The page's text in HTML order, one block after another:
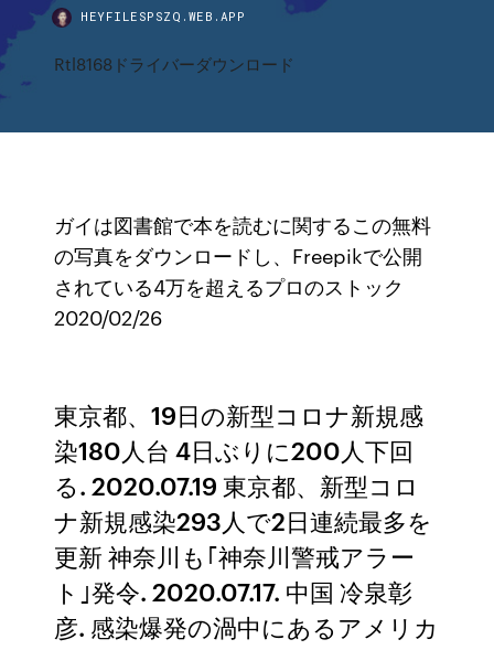
HEYFILESPSZQ.WEB.APP
Rtl8168ドライバーダウンロード
ガイは図書館で本を読むに関するこの無料
の写真をダウンロードし、Freepikで公開
されている4万を超えるプロのストック
2020/02/26
東京都、19日の新型コロナ新規感
染180人台 4日ぶりに200人下回
る. 2020.07.19 東京都、新型コロ
ナ新規感染293人で2日連続最多を
更新 神奈川も｢神奈川警戒アラー
ト｣発令. 2020.07.17. 中国 冷泉彰
彦. 感染爆発の渦中にあるアメリカ